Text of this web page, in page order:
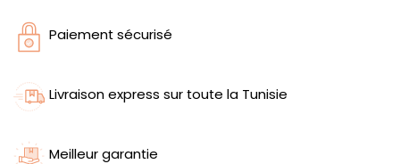
Paiement sécurisé
Livraison express sur toute la Tunisie
Meilleur garantie